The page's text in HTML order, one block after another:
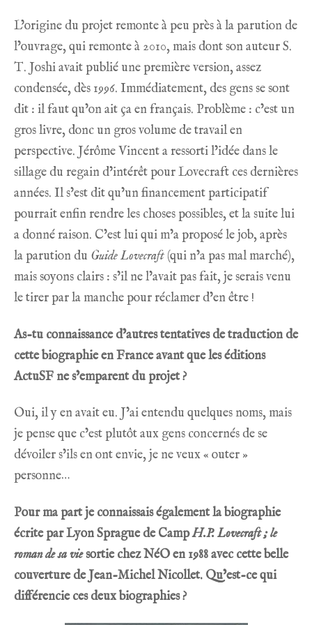
L’origine du projet remonte à peu près à la parution de
l’ouvrage, qui remonte à 2010, mais dont son auteurS.
T. Joshiavait publié une première version, assez
condensée, dès 1996. Immédiatement, des gens se sont
dit : il faut qu’on ait ça en français. Problème : c’est un
gros livre, donc un gros volume de travail en
perspective. Jérôme Vincent a ressorti l’idée dans le
sillage du regain d’intérêt pour Lovecraft ces dernières
années. Il s’est dit qu’un financement participatif
pourrait enfin rendre les choses possibles, et la suite lui
a donné raison. C’est lui qui m’a proposé le job, après
la parution du Guide Lovecraft (qui n’a pas mal marché),
mais soyons clairs : s’il ne l’avait pas fait, je serais venu
le tirer par la manche pour réclamer d’en être !
As-tu connaissance d’autres tentatives de traduction de
cette biographie en France avant queles éditions
ActuSF ne s’emparent du projet ?
Oui, il y en avait eu. J’ai entendu quelques noms, mais
je pense que c’est plutôt aux gens concernés de se
dévoiler s’ils en ont envie, je ne veux « outer »
personne…
Pour ma part je connaissais également la biographie
écrite parLyon Sprague de CampH.P. Lovecraft ; le
roman de sa viesortie chez NéO en 1988 avec cette belle
couverture de Jean-Michel Nicollet. Qu’est-ce qui
différencie ces deux biographies ?